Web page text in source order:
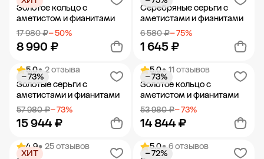
Добавить в корзину Добавить в корзину
Золотое кольцо с
аметистом и фианитами
17 980 ₽− 50%
8 990 ₽
Добавить в корзину
Серебряные серьги с
аметистами и фианитами
6 580 ₽− 75%
1 645 ₽
Добавить в корзину
5.0• 2 отзыва
Золотые серьги с
аметистами и фианитами
57 980 ₽− 73%
15 944 ₽
− 73%
5.0• 11 отзывов
Золотое кольцо с
аметистом и фианитами
53 980 ₽− 73%
14 844 ₽
− 73%
4.9• 25 отзывов
ХИТ
5.0• 6 отзывов
− 72%